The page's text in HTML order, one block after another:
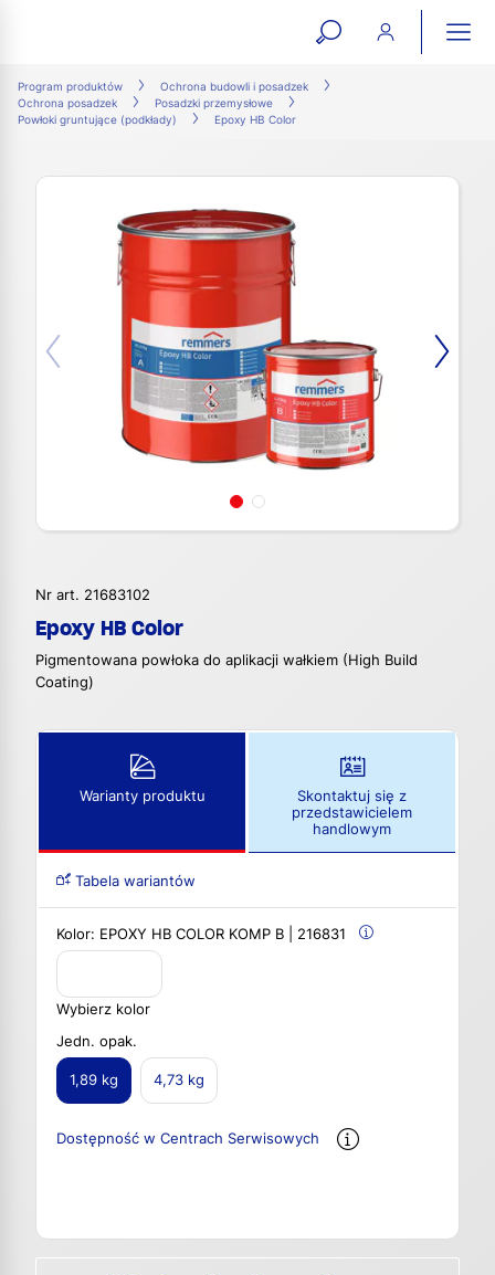
open
search
Program produktów
Ochrona budowli i posadzek
Ochrona posadzek
Posadzki przemysłowe
Powłoki gruntujące (podkłady)
Epoxy HB Color
Nr art. 21683102
Epoxy HB Color
Pigmentowana powłoka do aplikacji wałkiem (High Build
Coating)
Warianty produktu
Skontaktuj się z
przedstawicielem
handlowym
Tabela wariantów
Kolor: EPOXY HB COLOR KOMP B | 216831
Wybierz kolor
Jedn. opak.
1,89 kg 4,73 kg
Dostępność w Centrach Serwisowych